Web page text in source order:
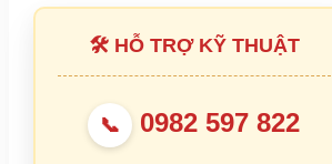
🛠 HỖ TRỢ KỸ THUẬT
📞 0982 597 822